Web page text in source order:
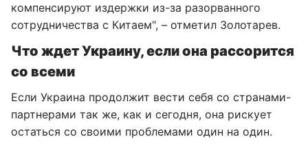
компенсируют издержки из-за разорванного
сотрудничества с Китаем", – отметил Золотарев.
Что ждет Украину, если она рассорится
со всеми
Если Украина продолжит вести себя со странами-
партнерами так же, как и сегодня, она рискует
остаться со своими проблемами один на один.